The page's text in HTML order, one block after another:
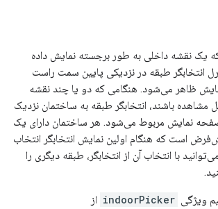
نقشه داخلی به طور برجسته نمایش داده
طبقه در نزدیکی پایین سمت راست
ظاهر می‌شود. هنگامی که دو یا چند نقشه
باشند، انتخابگر طبقه به ساختمان نزدیک
نمایش مربوط می‌شود. هر ساختمان دارای یک
است که هنگام اولین نمایش انتخابگر انتخاب
با انتخاب آن از انتخابگر، طبقه دیگری را
indoorPicker از